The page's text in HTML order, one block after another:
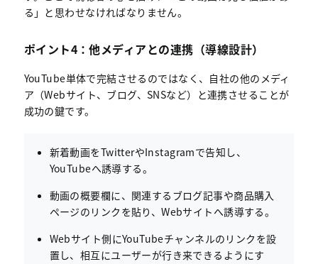
る」と思わせなければなりません。
ポイント4：他メディアとの連携（導線設計）
YouTube単体で完結させるのではなく、自社の他のメディ
ア（Webサイト、ブログ、SNSなど）と連携させることが
成功の鍵です。
新着動画をTwitterやInstagramで告知し、
YouTubeへ誘導する。
動画の概要欄に、関連するブログ記事や商品購入
ページのリンクを貼り、Webサイトへ誘導する。
Webサイト側にYouTubeチャンネルのリンクを設
置し、相互にユーザーが行き来できるようにす